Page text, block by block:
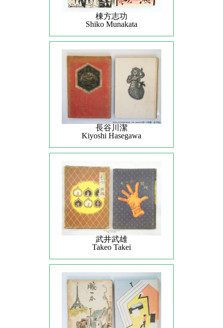
棟方志功
Shiko Munakata
長谷川潔
Kiyoshi Hasegawa
武井武雄
Takeo Takei